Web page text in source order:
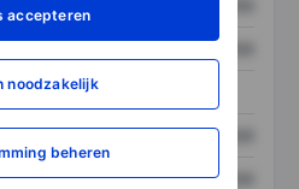
accepteren
noodzakelijk
beheren
XXXXXXX XXXXXXX
XXXXXXX XXXXXXX